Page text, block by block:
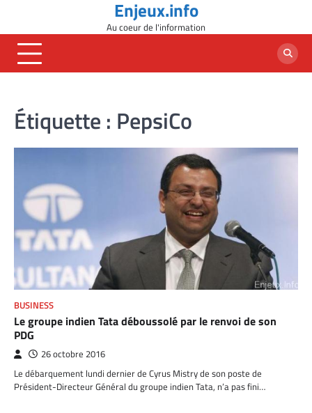
content
Enjeux.info
Au coeur de l'information
Étiquette : PepsiCo
BUSINESS
Le groupe indien Tata déboussolé par le renvoi de son
PDG
26 octobre 2016
Le débarquement lundi dernier de Cyrus Mistry de son poste de
Président-Directeur Général du groupe indien Tata, n’a pas fini…